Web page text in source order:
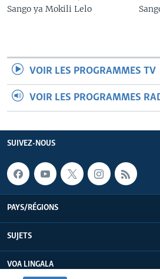
Sango ya Mokili Lelo
VOIR LES PROGRAMMES TV
VOIR LES PROGRAMMES
SUIVEZ-NOUS
PAYS/RÉGIONS
SUJETS
VOA LINGALA